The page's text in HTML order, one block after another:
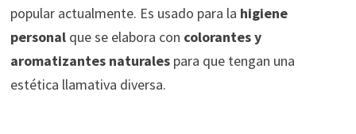
popular actualmente. Es usado para la higiene
personalque se elabora con colorantes y
aromatizantes naturalespara que tengan una
estética llamativa diversa.